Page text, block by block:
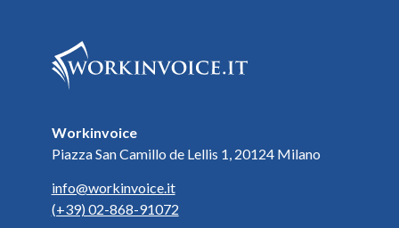
Workinvoice
Piazza San Camillo de Lellis 1, 20124 Milano
info@workinvoice.it
(+39) 02-868-91072